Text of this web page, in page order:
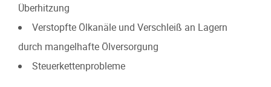
Überhitzung
Verstopfte Ölkanäle und Verschleiß an Lagern
durch mangelhafte Ölversorgung
Steuerkettenprobleme